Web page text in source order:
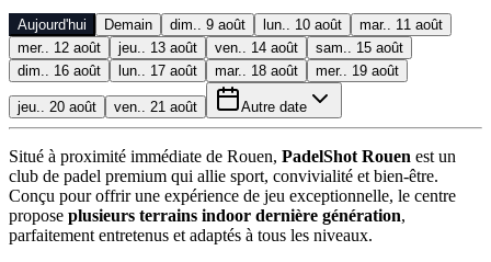
Aujourd'hui Demain dim.. 9 août lun.. 10 août
mar.. 11 août
mer.. 12 août
jeu.. 13 août ven.. 14 août
sam.. 15 août
dim.. 16 août
lun.. 17 août mar.. 18 août mer.. 19 août
jeu.. 20 août ven.. 21 août Autre date
Situé à proximité immédiate de Rouen, PadelShot Rouen est un
club de padel premium qui allie sport, convivialité et bien-être.
Conçu pour offrir une expérience de jeu exceptionnelle, le centre
propose plusieurs terrains indoor dernière génération,
parfaitement entretenus et adaptés à tous les niveaux.